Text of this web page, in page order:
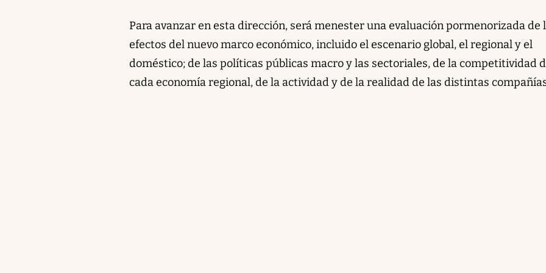
Para avanzar en esta dirección, será menester una evaluación pormenorizada de
efectos del nuevo marco económico, incluido el escenario global, el regional y el
doméstico; de las políticas públicas macro y las sectoriales, de la competitividad
cada economía regional, de la actividad y de la realidad de las distintas